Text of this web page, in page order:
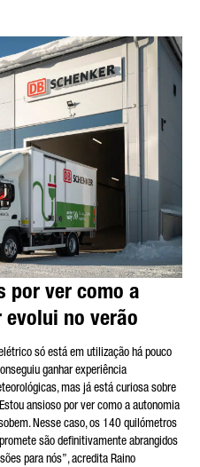
por ver como a
no verão
só está em utilização há pouco
ganhar experiência
mas já está curiosa sobre
ansioso por ver como a autonomia
Nesse caso, os 140 quilómetros
são definitivamente abrangidos
para nós”, acredita Raino